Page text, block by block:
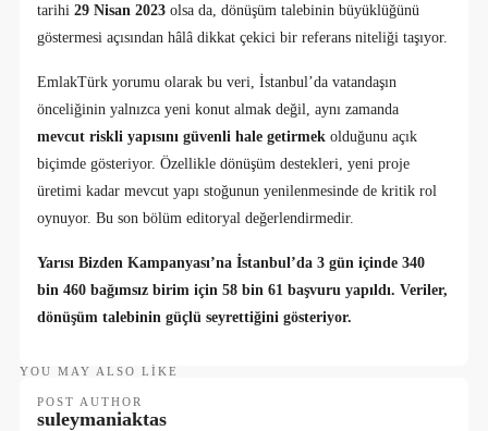
tarihi29 Nisan 2023 olsa da, dönüşüm talebinin büyüklüğünü
göstermesi açısından hâlâ dikkat çekici bir referans niteliği taşıyor.
EmlakTürk yorumu olarak bu veri, İstanbul’da vatandaşın
önceliğinin yalnızca yeni konut almak değil, aynı zamanda
mevcut riskli yapısını güvenli hale getirmek olduğunu açık
biçimde gösteriyor. Özellikle dönüşüm destekleri, yeni proje
üretimi kadar mevcut yapı stoğunun yenilenmesinde de kritik rol
oynuyor. Bu son bölüm editoryal değerlendirmedir.
Yarısı Bizden Kampanyası’na İstanbul’da 3 gün içinde 340
bin 460 bağımsız birim için 58 bin 61 başvuru yapıldı. Veriler,
dönüşüm talebinin güçlü seyrettiğini gösteriyor.
YOU MAY ALSO LIKE
POST AUTHOR
suleymaniaktas